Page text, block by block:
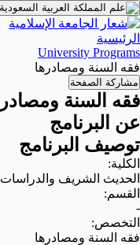
الرئيسية
University Programs
فقه السنة ومصادرها
مشاركة الصفحة
فقه السنة
عن البرنامج
توصيف البرنامج
الكلية:
الحديث الشريف والدراسات
القسم:
-
التخصص:
فقه السنة ومصادرها